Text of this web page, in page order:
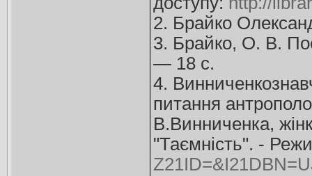
2. Брайко
3. Брайко, О. В.
— 18 с.
4.
питання
В.Винниченка,
"Таємність". -